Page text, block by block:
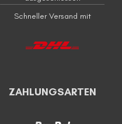
Schneller Versand mit
ZAHLUNGSARTEN